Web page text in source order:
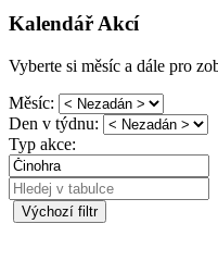
Kalendář Akcí
Vyberte si měsíc a dále pro
Měsíc:
Den v týdnu:
Typ akce:
Výchozí filtr